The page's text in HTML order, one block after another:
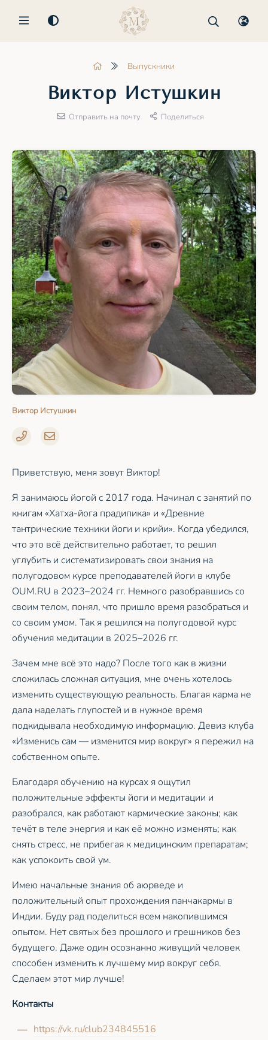
MENU
Выпускники
Виктор Истушкин
Отправить на почту Поделиться
Виктор Истушкин
Приветствую, меня зовут Виктор!
Я занимаюсь йогой с 2017 года. Начинал с занятий по
книгам «Хатха-йога прадипика» и «Древние
тантрические техники йоги и крийи». Когда убедился,
что это всё действительно работает, то решил
углубить и систематизировать свои знания на
полугодовом курсе преподавателей йоги в клубе
OUM.RU в 2023–2024 гг. Немного разобравшись со
своим телом, понял, что пришло время разобраться и
со своим умом. Так я решился на полугодовой курс
обучения медитации в 2025–2026 гг.
Зачем мне всё это надо? После того как в жизни
сложилась сложная ситуация, мне очень хотелось
изменить существующую реальность. Благая карма не
дала наделать глупостей и в нужное время
подкидывала необходимую информацию. Девиз клуба
«Изменись сам — изменится мир вокруг» я пережил на
собственном опыте.
Благодаря обучению на курсах я ощутил
положительные эффекты йоги и медитации и
разобрался, как работают кармические законы; как
течёт в теле энергия и как её можно изменять; как
снять стресс, не прибегая к медицинским препаратам;
как успокоить свой ум.
Имею начальные знания об аюрведе и
положительный опыт прохождения панчакармы в
Индии. Буду рад поделиться всем накопившимся
опытом. Нет святых без прошлого и грешников без
будущего. Даже один осознанно живущий человек
способен изменить к лучшему мир вокруг себя.
Сделаем этот мир лучше!
Контакты
https://vk.ru/club234845516